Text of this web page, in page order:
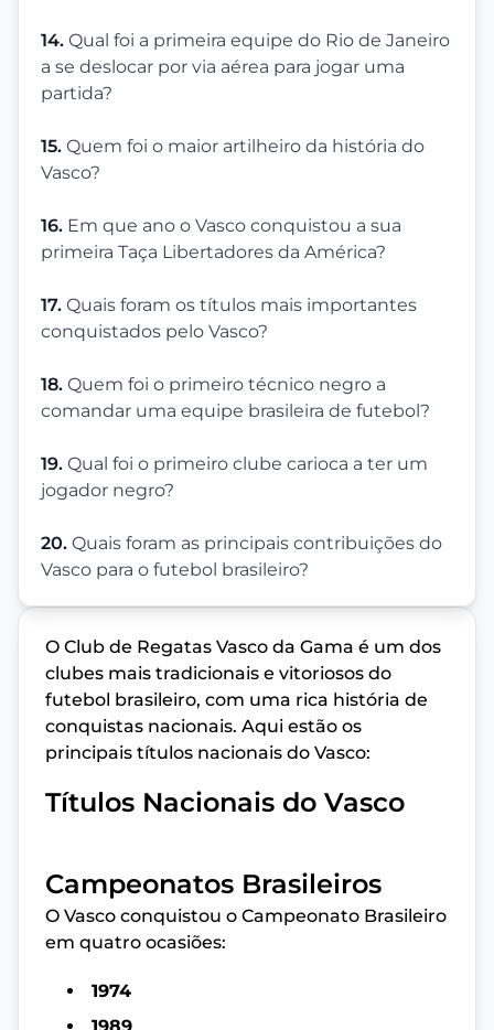
14. Qual foi a primeira equipe do Rio de Janeiro
a se deslocar por via aérea para jogar uma
partida?
15. Quem foi o maior artilheiro da história do
Vasco?
16. Em que ano o Vasco conquistou a sua
primeira Taça Libertadores da América?
17. Quais foram os títulos mais importantes
conquistados pelo Vasco?
18. Quem foi o primeiro técnico negro a
comandar uma equipe brasileira de futebol?
19. Qual foi o primeiro clube carioca a ter um
jogador negro?
20. Quais foram as principais contribuições do
Vasco para o futebol brasileiro?
O Club de Regatas Vasco da Gama é um dos
clubes mais tradicionais e vitoriosos do
futebol brasileiro, com uma rica história de
conquistas nacionais. Aqui estão os
principais títulos nacionais do Vasco:
Títulos Nacionais do Vasco
Campeonatos Brasileiros
O Vasco conquistou o Campeonato Brasileiro
em quatro ocasiões:
1974